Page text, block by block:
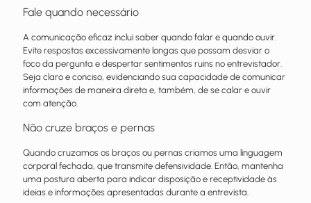
Fale quando necessário
A comunicação eficaz inclui saber quando falar e quando ouvir.
Evite respostas excessivamente longas que possam desviar o
foco da pergunta e despertar sentimentos ruins no entrevistador.
Seja claro e conciso, evidenciando sua capacidade de comunicar
informações de maneira direta e, também, de se calar e ouvir
com atenção.
Não cruze braços e pernas
Quando cruzamos os braços ou pernas criamos uma linguagem
corporal fechada, que transmite defensividade. Então, mantenha
uma postura aberta para indicar disposição e receptividade às
ideias e informações apresentadas durante a entrevista.